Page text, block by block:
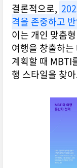
결론적으로,
격을 존중하고
이는 개인 맞춤
여행을 창출하
계획할 때 MBTI
행 스타일을 찾